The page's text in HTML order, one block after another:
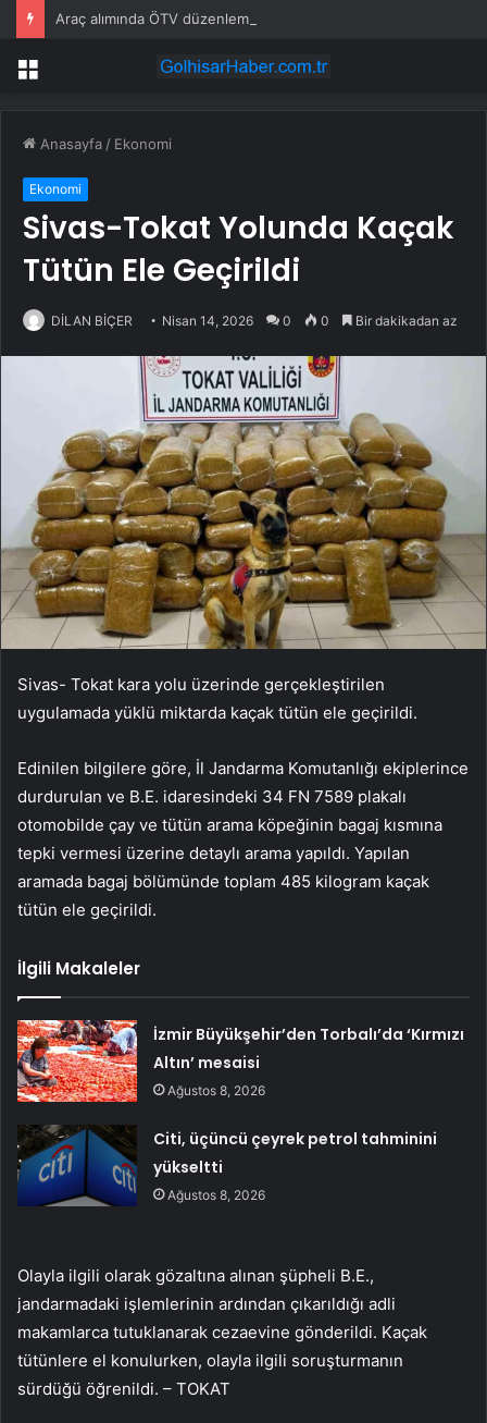
Menü
Anasayfa / Ekonomi
Ekonomi
Sivas-Tokat Yolunda Kaçak
Tütün Ele Geçirildi
DİLAN BİÇER Nisan 14, 2026 0 0 Bir dakikadan az
Sivas- Tokat kara yolu üzerinde gerçekleştirilen
uygulamada yüklü miktarda kaçak tütün ele geçirildi.
Edinilen bilgilere göre, İl Jandarma Komutanlığı ekiplerince
durdurulan ve B.E. idaresindeki 34 FN 7589 plakalı
otomobilde çay ve tütün arama köpeğinin bagaj kısmına
tepki vermesi üzerine detaylı arama yapıldı. Yapılan
aramada bagaj bölümünde toplam 485 kilogram kaçak
tütün ele geçirildi.
İlgili Makaleler
İzmir Büyükşehir’den Torbalı’da ‘Kırmızı
Altın’ mesaisi
Ağustos 8, 2026
Citi, üçüncü çeyrek petrol tahminini
yükseltti
Ağustos 8, 2026
Olayla ilgili olarak gözaltına alınan şüpheli B.E.,
jandarmadaki işlemlerinin ardından çıkarıldığı adli
makamlarca tutuklanarak cezaevine gönderildi. Kaçak
tütünlere el konulurken, olayla ilgili soruşturmanın
sürdüğü öğrenildi. – TOKAT